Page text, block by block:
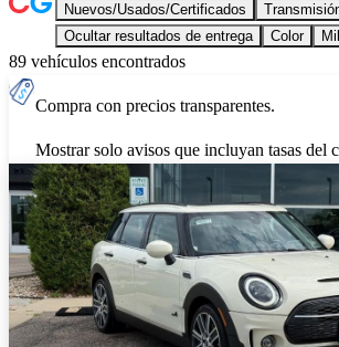
Nuevos/Usados/Certificados
Ocultar resultados de entrega
Color
89 vehículos encontrados
Compra con precios transparentes.
Mostrar solo avisos que incluyan tasas del